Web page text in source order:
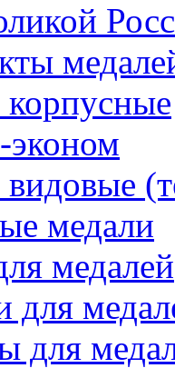
медали
медалей
для
для